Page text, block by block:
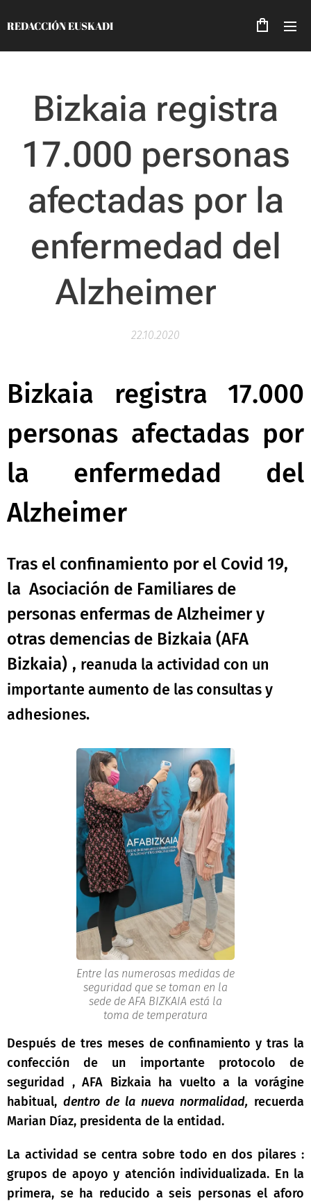
REDACCIÓN EUSKADI
Bizkaia registra
17.000 personas
afectadas por la
enfermedad del
Alzheimer
22.10.2020
Bizkaia registra 17.000
personas afectadas por
la enfermedad del
Alzheimer
Tras el confinamiento por el Covid 19,
la Asociación de Familiares de
personas enfermas de Alzheimer y
otras demencias de Bizkaia (AFA
Bizkaia) , reanuda la actividad con un
importante aumento de las consultas y
adhesiones.
Entre las numerosas medidas de
seguridad que se toman en la
sede de AFA BIZKAIA está la
toma de temperatura
Después de tres meses de confinamiento y tras la
confección de un importante protocolo de
seguridad , AFA Bizkaia ha vuelto a la vorágine
habitual, dentro de la nueva normalidad, recuerda
Marian Díaz, presidenta de la entidad.
La actividad se centra sobre todo en dos pilares :
grupos de apoyo y atención individualizada. En la
primera, se ha reducido a seis personas el aforo